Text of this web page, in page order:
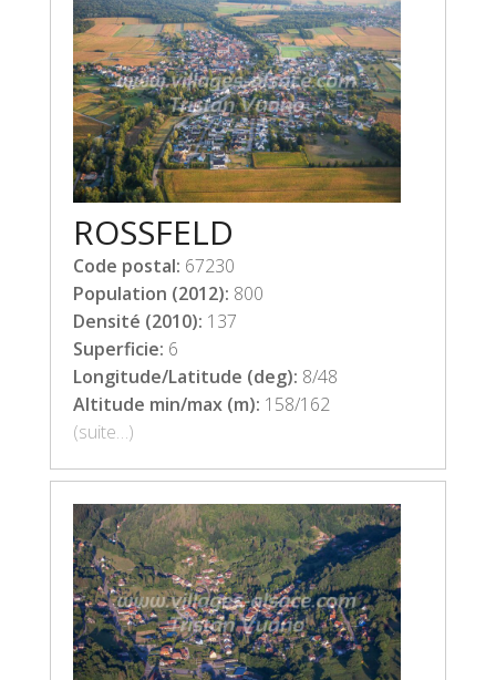
ROSSFELD
Code postal: 67230
Population (2012): 800
Densité (2010): 137
Superficie: 6
Longitude/Latitude (deg): 8/48
Altitude min/max (m): 158/162
(suite…)